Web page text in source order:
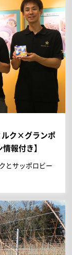
ルク×グランポ
報付き】
とサッポロビー